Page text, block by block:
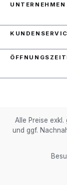
UNTERNEHMEN
Alle Preise
und ggf.